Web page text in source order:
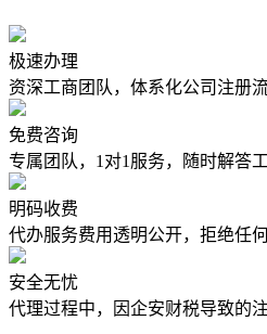
极速办理
资深工商团队，体系化公司注册
免费咨询
专属团队，1对1服务，随时解答
明码收费
代办服务费用透明公开，拒绝任
安全无忧
代理过程中，因企安财税导致的